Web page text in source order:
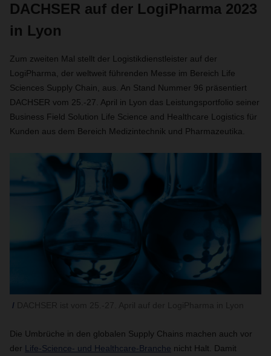
DACHSER auf der LogiPharma 2023
in Lyon
Zum zweiten Mal stellt der Logistikdienstleister auf der
LogiPharma, der weltweit führenden Messe im Bereich Life
Sciences Supply Chain, aus. An Stand Nummer 96 präsentiert
DACHSER vom 25.-27. April in Lyon das Leistungsportfolio seiner
Business Field Solution Life Science and Healthcare Logistics für
Kunden aus dem Bereich Medizintechnik und Pharmazeutika.
Die Umbrüche in den globalen Supply Chains machen auch vor
der Life-Science- und Healthcare-Branche nicht Halt. Damit